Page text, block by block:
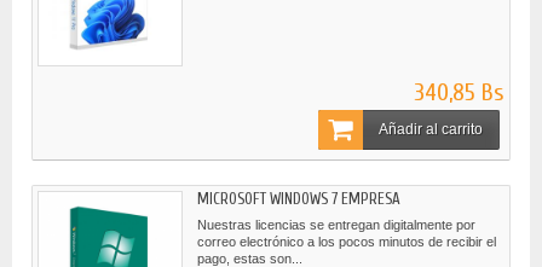
340,85 Bs
Añadir al carrito
MICROSOFT WINDOWS 7 EMPRESA
Nuestras licencias se entregan digitalmente por
correo electrónico a los pocos minutos de recibir el
pago, estas son...